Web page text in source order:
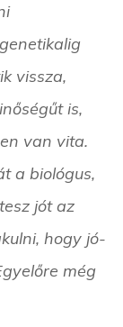
vissza,
is,
van vita.
a biológus,
jót az
hogy jó-
még